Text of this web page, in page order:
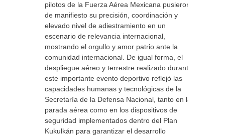
pilotos de la Fuerza Aérea Mexicana pusieron
de manifiesto su precisión, coordinación y
elevado nivel de adiestramiento en un
escenario de relevancia internacional,
mostrando el orgullo y amor patrio ante la
comunidad internacional. De igual forma, el
despliegue aéreo y terrestre realizado durante
este importante evento deportivo reflejó las
capacidades humanas y tecnológicas de la
Secretaría de la Defensa Nacional, tanto en la
parada aérea como en los dispositivos de
seguridad implementados dentro del Plan
Kukulkán para garantizar el desarrollo